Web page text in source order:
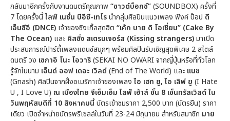
กลับมาอีกครั้งกับงานดนตรีคุณภาพ “ซาวด์บ็อกซ์”(SOUNDBOX) ครั้งที่
7 โดยครั้งนี้ไลฟ์ เนชั่น บีอีซี-เทโรนำกลุ่มศิลปินแนวเพลง ฟังค์ ป๊อป ดี
เอ็นซีอี (DNCE) เจ้าของซิงเกิ้ลสุดฮิต “เค้ก บาย ดิ โอเชี่ยน” (Cake By
The Ocean) และ คิสซิ่ง สเตรนเจอร์ส (Kissing strangers)มาเปิด
ประสบการณ์ปาร์ตี้เพลงแดนซ์สนุกๆ พร้อมศิลปินรับเชิญสุดพิเศษ 2 สไตล์
ดนตรี วง เซกาอิ โนะ โอวาริ(SEKAI NO OWARI จากญี่ปุ่นหรือที่ทั่วโลก
รู้จักในนาม เอ็นด์ ออฟ เดอะ เวิลด์(End of The World) และ แนช
(Gnash) ศิลปินจากฝั่งอเมริกาเจ้าของเพลงไอ เฮท ยู, ไอ เลิฟ ยู (I Hate
U , I Love U) ณ เมืองไทย จีเอ็มเอ็ม ไลฟ์ เฮ้าส์ ชั้น 8 เซ็นทรัลเวิลด์ใน
วันพฤหัสบดีที่ 10 สิงหาคมนี้บัตรเข้าชมราคา 2,500 บาท (บัตรยืน) ราคา
เดียว เปิดจำหน่ายบัตรพรีเซลล์ในวันที่ 23-24 มิถุนายน สำหรับสมาชิก มาย